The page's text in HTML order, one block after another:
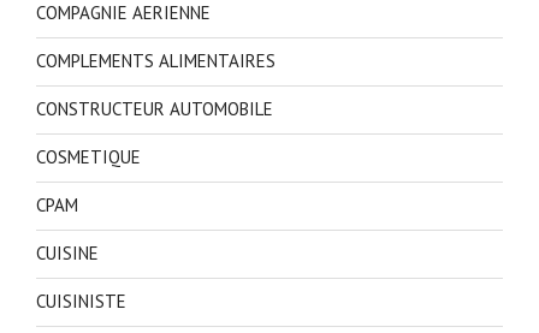
COMPAGNIE AERIENNE
COMPLEMENTS ALIMENTAIRES
CONSTRUCTEUR AUTOMOBILE
COSMETIQUE
CPAM
CUISINE
CUISINISTE